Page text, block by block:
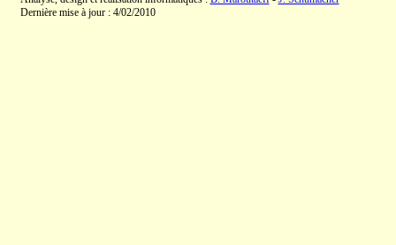
Dernière mise à jour : 4/02/2010